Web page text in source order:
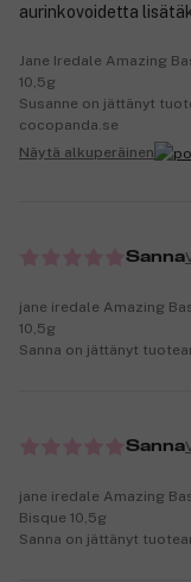
aurinkovoidetta
Jane Iredale Amazing
10,5g
Susanne on jättänyt
cocopanda.se
Näytä alkuperäinen
Sanna
jane iredale Amazing
10,5g
Sanna on jättänyt
Sanna
jane iredale Amazing
Bisque 10,5g
Sanna on jättänyt